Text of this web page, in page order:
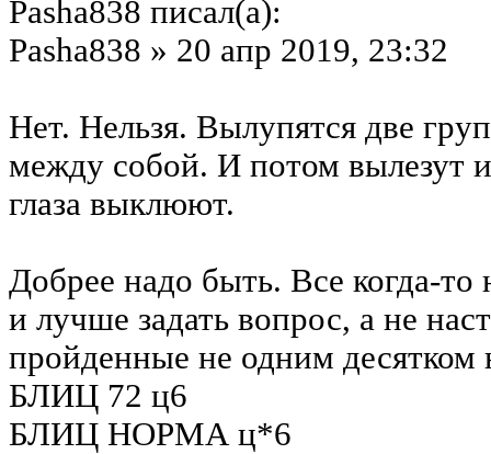
Pasha838 писал(а):
Pasha838 » 20 апр 2019, 23:32
Нет. Нельзя. Вылупятся две
между собой. И потом вылезут
глаза выклюют.
Добрее надо быть. Все когда-то
и лучше задать вопрос, а не
пройденные не одним
БЛИЦ 72 ц6
БЛИЦ НОРМА ц*6